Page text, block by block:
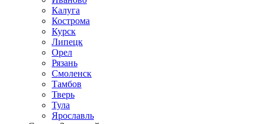
Калуга
Кострома
Курск
Липецк
Орел
Рязань
Смоленск
Тамбов
Тверь
Тула
Ярославль